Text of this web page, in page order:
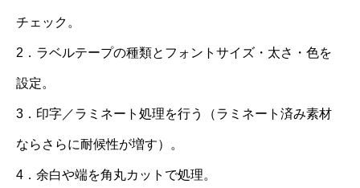
チェック。
2．ラベルテープの種類とフォントサイズ・太さ・色を
設定。
3．印字／ラミネート処理を行う（ラミネート済み素材
ならさらに耐候性が増す）。
4．余白や端を角丸カットで処理。